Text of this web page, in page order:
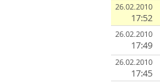
26.02.2010
17:52
26.02.2010
17:49
26.02.2010
17:45